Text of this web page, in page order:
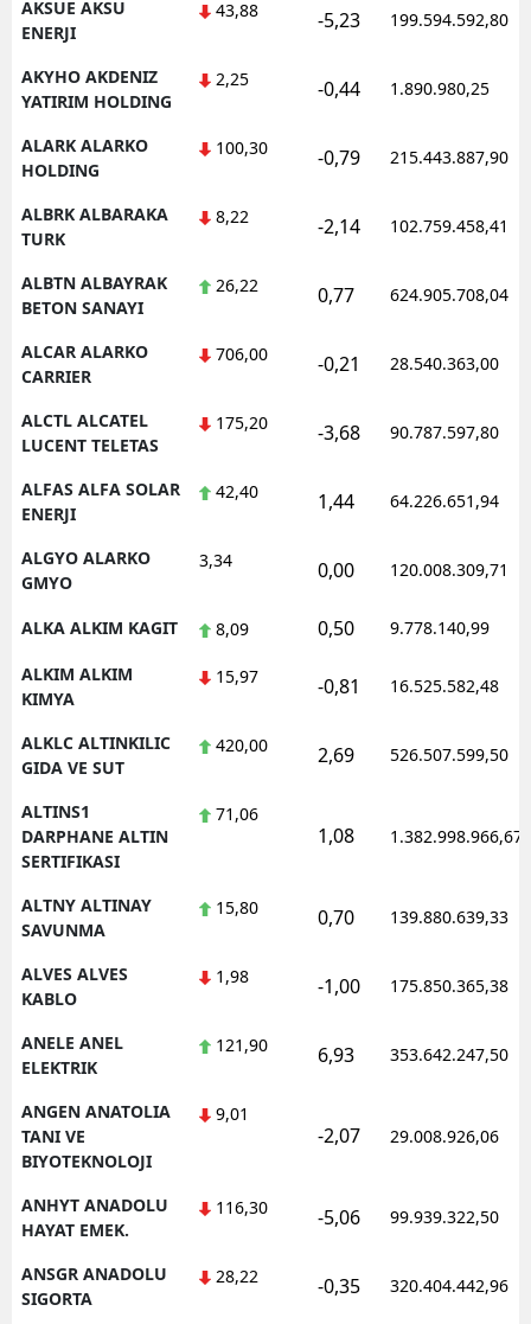
AKSUE AKSU
ENERJI
43,88 -5,23 199.594.592,80
AKYHO AKDENIZ
YATIRIM HOLDING
2,25 -0,44 1.890.980,25
ALARK ALARKO
HOLDING
100,30 -0,79 215.443.887,90
ALBRK ALBARAKA
TURK
8,22 -2,14 102.759.458,41
ALBTN ALBAYRAK
BETON SANAYI
26,22 0,77 624.905.708,04
ALCAR ALARKO
CARRIER
706,00 -0,21 28.540.363,00
ALCTL ALCATEL
LUCENT TELETAS
175,20 -3,68 90.787.597,80
ALFAS ALFA SOLAR
ENERJI
42,40 1,44 64.226.651,94
ALGYO ALARKO
GMYO
3,34 0,00 120.008.309,71
ALKA ALKIM KAGIT 8,09 0,50 9.778.140,99
ALKIM ALKIM
KIMYA
15,97 -0,81 16.525.582,48
ALKLC ALTINKILIC
GIDA VE SUT
420,00 2,69 526.507.599,50
ALTINS1
DARPHANE ALTIN
SERTIFIKASI
71,06
1,08 1.382.998.966,67
ALTNY ALTINAY
SAVUNMA
15,80 0,70 139.880.639,33
ALVES ALVES
KABLO
1,98 -1,00 175.850.365,38
ANELE ANEL
ELEKTRIK
121,90 6,93 353.642.247,50
ANGEN ANATOLIA
TANI VE
BIYOTEKNOLOJI
9,01
-2,07 29.008.926,06
ANHYT ANADOLU
HAYAT EMEK.
116,30 -5,06 99.939.322,50
ANSGR ANADOLU
SIGORTA
28,22 -0,35 320.404.442,96